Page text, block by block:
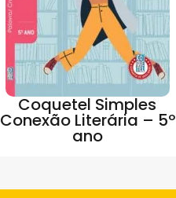
Coquetel Simples
Conexão Literária – 5º
ano